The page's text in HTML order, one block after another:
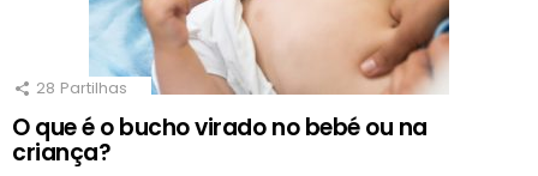
28 Partilhas
O que é o bucho virado no bebé ou na
criança?